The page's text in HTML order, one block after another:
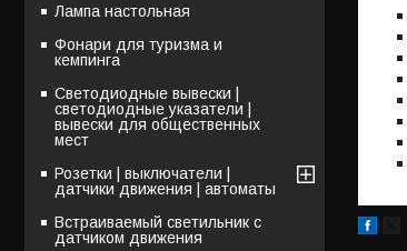
Лампа настольная
Фонари для туризма и
кемпинга
Светодиодные вывески |
светодиодные указатели |
вывески для общественных
мест
Розетки | выключатели |
датчики движения | автоматы
Встраиваемый светильник с
датчиком движения